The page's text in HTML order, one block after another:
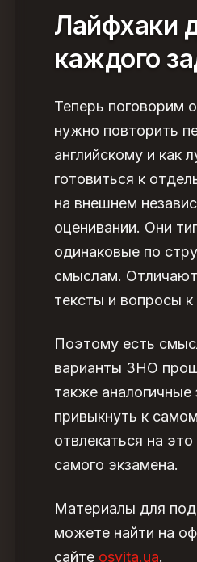
Лайфхаки
каждого
Теперь поговорим
нужно повторить
английскому и как
готовиться к
на внешнем
оценивании. Они
одинаковые по
смыслам.
тексты и вопросы к
Поэтому есть
варианты ЗНО
также
привыкнуть к
отвлекаться на
самого экзамена.
Материалы для
можете найти на
сайте osvita.ua.